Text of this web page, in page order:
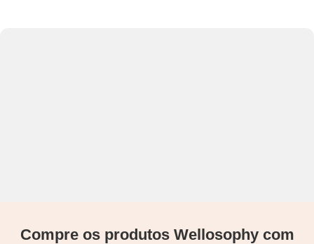
Compre os produtos Wellosophy com